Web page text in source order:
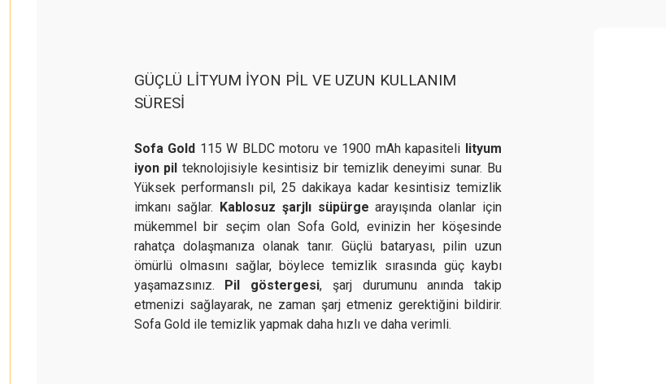
GÜÇLÜ LİTYUM İYON PİL VE UZUN KULLANIM
SÜRESİ
Sofa Gold 115 W BLDC motoru ve 1900 mAh kapasiteli lityum
iyon pil teknolojisiyle kesintisiz bir temizlik deneyimi sunar. Bu
Yüksek performanslı pil, 25 dakikaya kadar kesintisiz temizlik
imkanı sağlar.
Kablosuz şarjlı süpürge arayışında olanlar için
mükemmel bir seçim olan Sofa Gold, evinizin her köşesinde
rahatça dolaşmanıza olanak tanır. Güçlü bataryası, pilin uzun
ömürlü olmasını sağlar, böylece temizlik sırasında güç kaybı
yaşamazsınız.
Pil göstergesi, şarj durumunu anında takip
etmenizi sağlayarak, ne zaman şarj etmeniz gerektiğini bildirir.
Sofa Gold ile temizlik yapmak daha hızlı ve daha verimli.